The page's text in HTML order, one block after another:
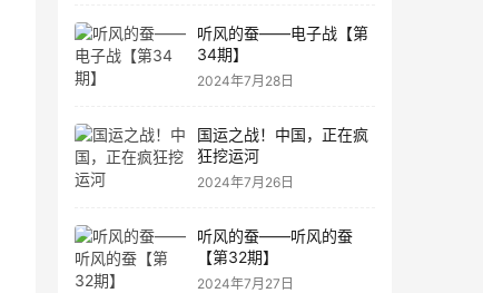
听风的蚕——电子战【第
34期】
2024年7月28日
国运之战！中国，正在疯
狂挖运河
2024年7月26日
听风的蚕——听风的蚕
【第32期】
2024年7月27日